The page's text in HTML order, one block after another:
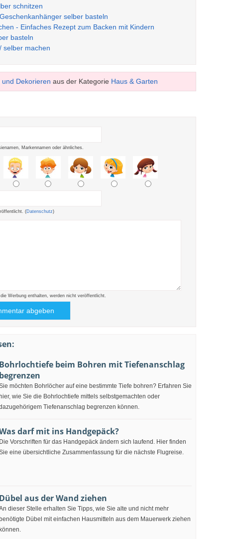
schnitzen
selber basteln
- Einfaches Rezept zum Backen mit Kindern
basteln
selber machen
und Dekorieren aus der Kategorie Haus & Garten
Markennamen oder ähnliches.
(Datenschutz)
Werbung enthalten, werden nicht veröffentlicht.
Bohrlochtiefe beim Bohren mit Tiefenanschlag
begrenzen
möchten Bohrlöcher auf eine bestimmte Tiefe bohren? Erfahren Sie
wie Sie die Bohrlochtiefe mittels selbstgemachten oder
Tiefenanschlag begrenzen können.
darf mit ins Handgepäck?
Die Vorschriften für das Handgepäck ändern sich laufend. Hier finden
eine übersichtliche Zusammenfassung für die nächste Flugreise.
Dübel aus der Wand ziehen
dieser Stelle erhalten Sie Tipps, wie Sie alte und nicht mehr
Dübel mit einfachen Hausmitteln aus dem Mauerwerk ziehen